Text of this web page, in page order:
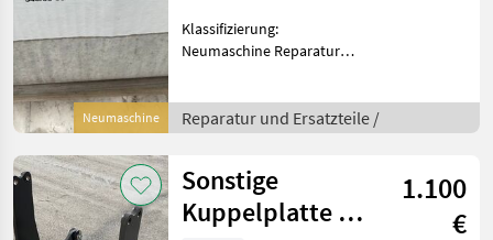
Neumaschine
Klassifizierung:
Neumaschine Reparatur
Reparatur und Ersatzteile /
Sonstige
Kuppelplatte T
1.100
€